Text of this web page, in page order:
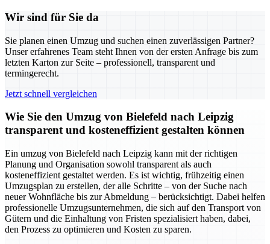
Wir sind für Sie da
Sie planen einen Umzug und suchen einen zuverlässigen Partner?
Unser erfahrenes Team steht Ihnen von der ersten Anfrage bis zum
letzten Karton zur Seite – professionell, transparent und
termingerecht.
Jetzt schnell vergleichen
Wie Sie den Umzug von Bielefeld nach Leipzig
transparent und kosteneffizient gestalten können
Ein umzug von Bielefeld nach Leipzig kann mit der richtigen
Planung und Organisation sowohl transparent als auch
kosteneffizient gestaltet werden. Es ist wichtig, frühzeitig einen
Umzugsplan zu erstellen, der alle Schritte – von der Suche nach
neuer Wohnfläche bis zur Abmeldung – berücksichtigt. Dabei helfen
professionelle Umzugsunternehmen, die sich auf den Transport von
Gütern und die Einhaltung von Fristen spezialisiert haben, dabei,
den Prozess zu optimieren und Kosten zu sparen.